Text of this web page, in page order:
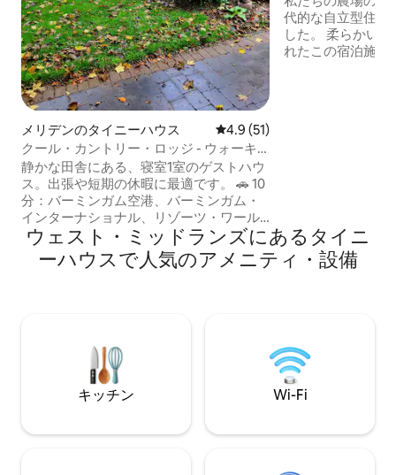
メリデンのタイニーハウス レビュー51件、5つ星中4.9つ
4.9 (51)
クール・カントリー・ロッジ - ウォーキ
ングトレイル／NEC／BHXの近く
静かな田舎にある、寝室1室のゲストハウ
ス。出張や短期の休暇に最適です。 🚗 10
分：バーミンガム空港、バーミンガム・
インターナショナル、リゾーツ・ワール
ド、NEC 🚶‍♀️‍➡️5～15分：メインの村の中
心部とアメニティ・設備、レストラン。
母屋から離れており、オーダーメイドの
庭園スペースへのアクセス タワーファン
HTMIケーブル＆ストリーミング用のTV
代的な自立型住宅
した。 柔らかいミュートカラーで装飾さ
れたこの宿泊施設
続
ウェスト・ミッドランズにあるタイニ
ーハウスで人気のアメニティ・設備
キッチン Wi-Fi